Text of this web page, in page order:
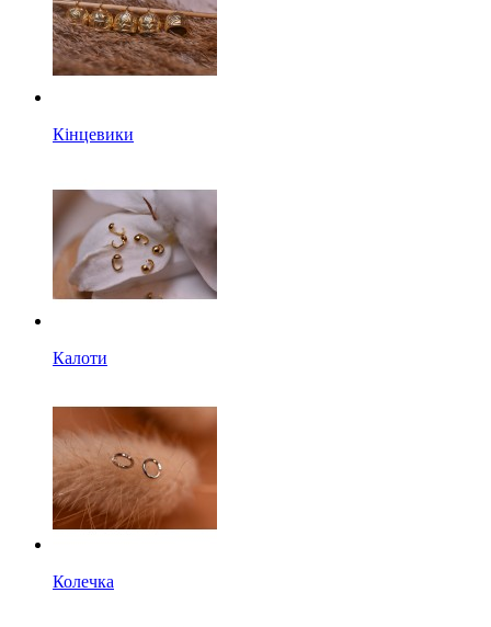
Кінцевики
Калоти
Колечка